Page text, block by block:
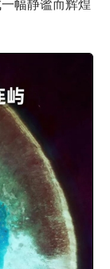
幅静谧而辉煌